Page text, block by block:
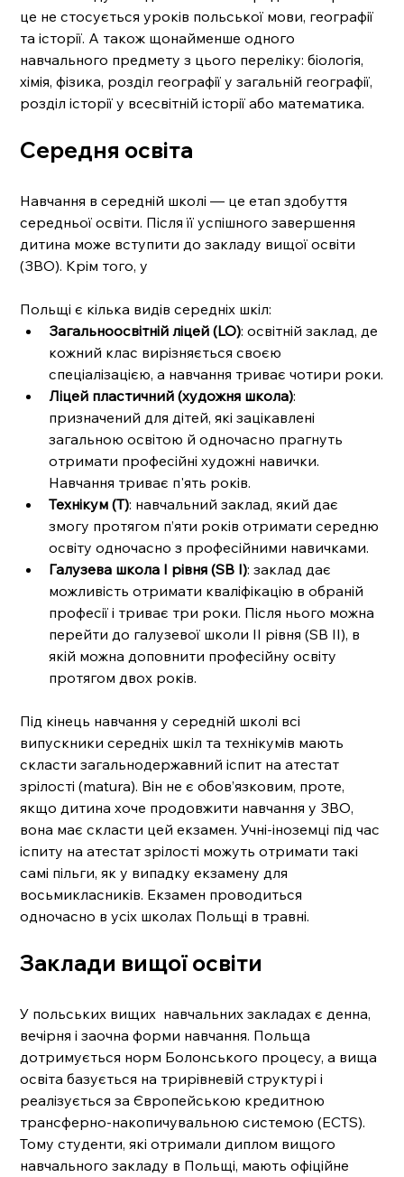
це не стосується уроків польської мови, географії
та історії. А також щонайменше одного
навчального предмету з цього переліку: біологія,
хімія, фізика, розділ географії у загальній географії,
розділ історії у всесвітній історії або математика.
Середня освіта
Навчання в середній школі — це етап здобуття
середньої освіти. Після її успішного завершення
дитина може вступити до закладу вищої освіти
(ЗВО). Крім того, у
Польщі є кілька видів середніх шкіл:
Загальноосвітній ліцей (LO): освітній заклад, де
кожний клас вирізняється своєю
спеціалізацією, а навчання триває чотири роки.
Ліцей пластичний (художня школа):
призначений для дітей, які зацікавлені
загальною освітою й одночасно прагнуть
отримати професійні художні навички.
Навчання триває п'ять років.
Технікум (T): навчальний заклад, який дає
змогу протягом п’яти років отримати середню
освіту одночасно з професійними навичками.
Галузева школа I рівня (SB I): заклад дає
можливість отримати кваліфікацію в обраній
професії і триває три роки. Після нього можна
перейти до галузевої школи II рівня (SB II), в
якій можна доповнити професійну освіту
протягом двох років.
Під кінець навчання у середній школі всі
випускники середніх шкіл та технікумів мають
скласти загальнодержавний іспит на атестат
зрілості (matura). Він не є обов’язковим, проте,
якщо дитина хоче продовжити навчання у ЗВО,
вона має скласти цей екзамен. Учні-іноземці під час
іспиту на атестат зрілості можуть отримати такі
самі пільги, як у випадку екзамену для
восьмикласників. Екзамен проводиться
одночасно в усіх школах Польщі в травні.
Заклади вищої освіти
У польських вищих  навчальних закладах є денна,
вечірня і заочна форми навчання. Польща
дотримується норм Болонського процесу, а вища
освіта базується на трирівневій структурі і
реалізується за Європейською кредитною
трансферно-накопичувальною системою (ECTS).
Тому студенти, які отримали диплом вищого
навчального закладу в Польщі, мають офіційне